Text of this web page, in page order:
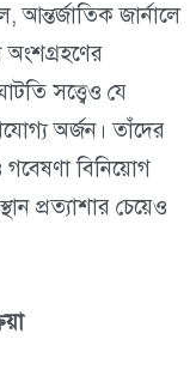
জার্নালে
অংশগ্রহণের
সত্ত্বেও যে
অর্জন। তাঁদের
গবেষণা বিনিয়োগ
প্রত্যাশার চেয়েও